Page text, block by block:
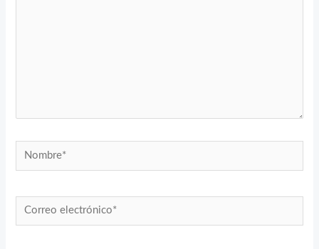
Nombre*
Correo
electrónico*